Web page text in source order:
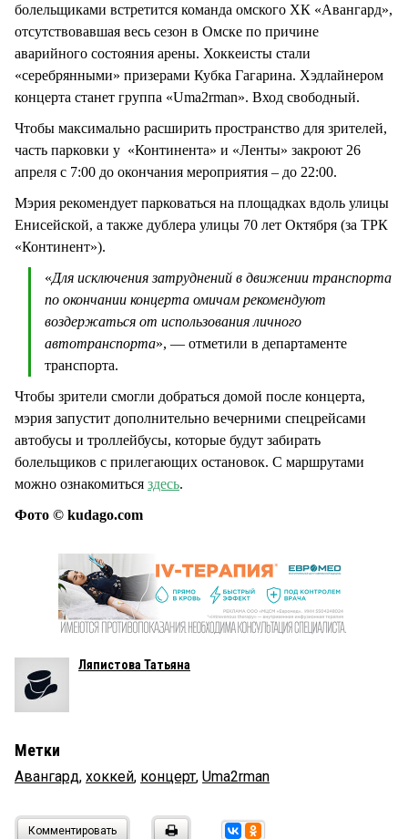
болельщиками встретится команда омского ХК «Авангард»,
отсутствовавшая весь сезон в Омске по причине
аварийного состояния арены. Хоккеисты стали
«серебрянными» призерами Кубка Гагарина. Хэдлайнером
концерта станет группа «Uma2rman». Вход свободный.
Чтобы максимально расширить пространство для зрителей,
часть парковки у «Континента» и «Ленты» закроют 26
апреля c 7:00 до окончания мероприятия – до 22:00.
Мэрия рекомендует парковаться на площадках вдоль улицы
Енисейской, а также дублера улицы 70 лет Октября (за ТРК
«Континент»).
«Для исключения затруднений в движении транспорта
по окончании концерта омичам рекомендуют
воздержаться от использования личного
автотранспорта», — отметили в департаменте
транспорта.
Чтобы зрители смогли добраться домой после концерта,
мэрия запустит дополнительно вечерними спецрейсами
автобусы и троллейбусы, которые будут забирать
болельщиков с прилегающих остановок. С маршрутами
можно ознакомиться здесь.
Фото © kudago.com
Ляпистова Татьяна
Метки
Авангард, хоккей, концерт, Uma2rman
Комментировать